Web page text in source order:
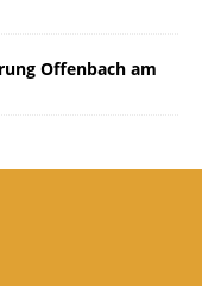
Offenbach am